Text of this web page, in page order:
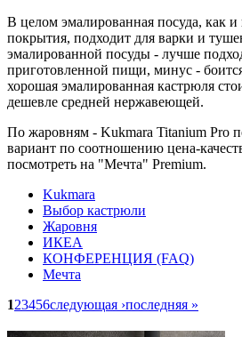
В целом эмалированная посуда, как
покрытия, подходит для варки и
эмалированной посуды - лучше
приготовленной пищи, минус -
хорошая эмалированная кастрюля
дешевле средней нержавеющей.
По жаровням - Kukmara Titanium Pro
вариант по соотношению цена-
посмотреть на "Мечта" Premium.
Kukmara
Выбор кастрюли
Жаровня
ИКЕА
КОНФЕРЕНЦИЯ (FAQ)
Мечта
123456следующая ›последняя »